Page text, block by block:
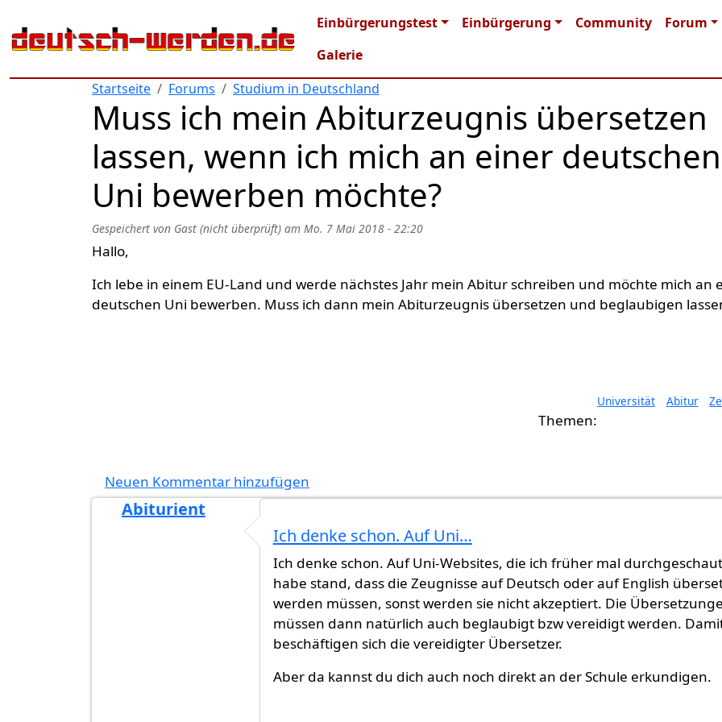
Main navigation
Einbürgerungstest Einbürgerung Community
Forum
Galerie
Startseite
Forums Studium in Deutschland
Muss ich mein Abiturzeugnis übersetzen
lassen, wenn ich mich an einer deutschen
Uni bewerben möchte?
Gespeichert von Gast (nicht überprüft) am Mo. 7 Mai 2018 - 22:20
Hallo,
Ich lebe in einem EU-Land und werde nächstes Jahr mein Abitur schreiben und möchte mich an
deutschen Uni bewerben. Muss ich dann mein Abiturzeugnis übersetzen und beglaubigen
Universität Abitur
Neuen Kommentar hinzufügen
Abiturient
Ich denke schon. Auf Uni…
Ich denke schon. Auf Uni-Websites, die ich früher mal durchgeschaut
habe stand, dass die Zeugnisse auf Deutsch oder auf English
werden müssen, sonst werden sie nicht akzeptiert. Die
müssen dann natürlich auch beglaubigt bzw vereidigt werden.
beschäftigen sich die vereidigter Übersetzer.
Aber da kannst du dich auch noch direkt an der Schule erkundigen.